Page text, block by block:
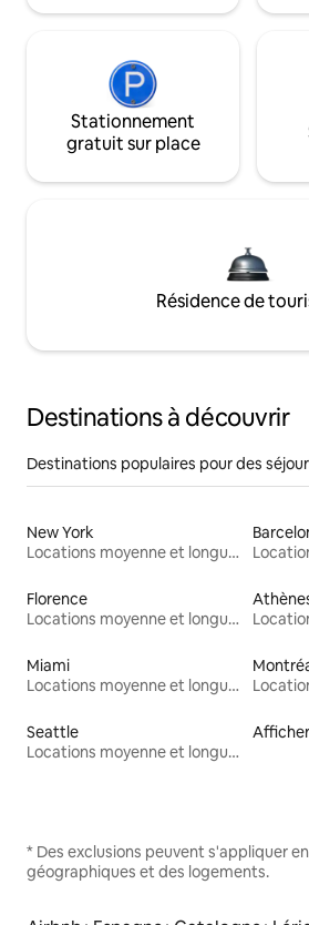
Stationnement
gratuit sur place
Résidence de
Destinations à découvrir
Destinations populaires pour des
New York
Locations moyenne et longue durée
Florence
Locations moyenne et longue durée
Miami
Locations moyenne et longue durée
Seattle
Locations moyenne et longue durée
* Des exclusions peuvent s'appliquer
géographiques et des logements.